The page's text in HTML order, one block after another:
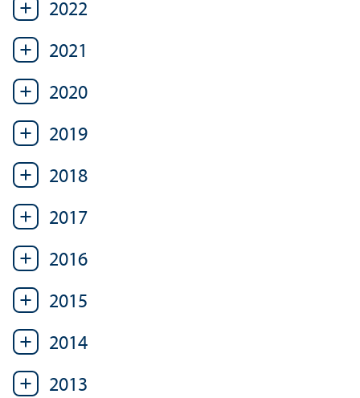
2022
2021
2020
2019
2018
2017
2016
2015
2014
2013